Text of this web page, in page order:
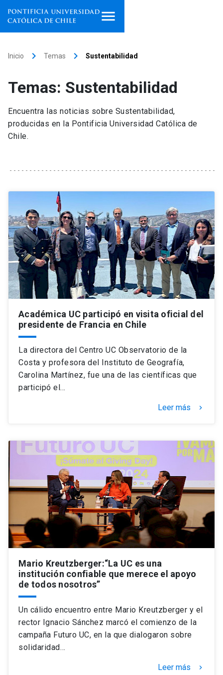
Facultades, escuelas e
institutos
Investigación
Vinculación
Universidad
Información para keyboard_arrow_down
Futuros estudiantes
Académicos
Personal
Alumni launch
Go to english site launch
Admisión launch
Mi Cuenta UC launch
Correo UC launch
Mi Portal UC launch
Inicio keyboard_arrow_right Temas keyboard_arrow_right Sustentabilidad
Temas: Sustentabilidad
Encuentra las noticias sobre Sustentabilidad,
producidas en la Pontificia Universidad Católica de
Chile.
Académica UC participó en visita oficial del
presidente de Francia en Chile
La directora del Centro UC Observatorio de la
Costa y profesora del Instituto de Geografía,
Carolina Martínez, fue una de las científicas que
participó el…
Leer más keyboard_arrow_right
Mario Kreutzberger:“La UC es una
institución confiable que merece el apoyo
de todos nosotros”
Un cálido encuentro entre Mario Kreutzberger y el
rector Ignacio Sánchez marcó el comienzo de la
campaña Futuro UC, en la que dialogaron sobre
solidaridad…
Leer más keyboard_arrow_right